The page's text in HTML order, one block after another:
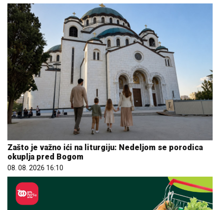
Zašto je važno ići na liturgiju: Nedeljom se porodica
okuplja pred Bogom
08. 08. 2026 16:10